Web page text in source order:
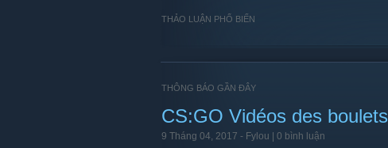
THẢO LUẬN PHỔ BIẾN
THÔNG BÁO GẦN ĐÂY
CS:GO Vidéos des boulets
9 Tháng 04, 2017 - Fylou | 0 bình luận